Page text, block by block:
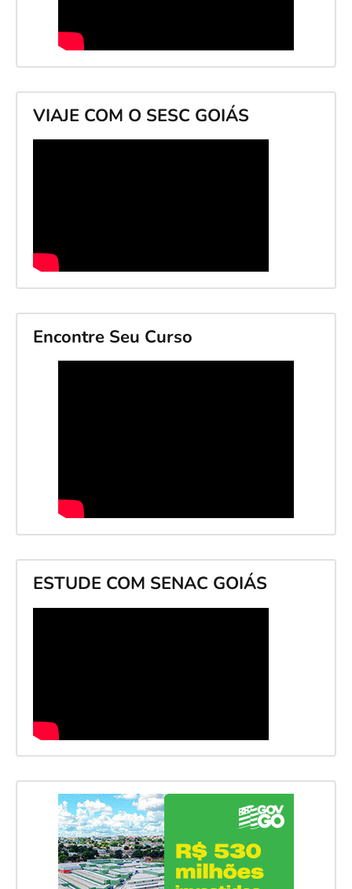
VIAJE COM O SESC GOIÁS
Encontre Seu Curso
ESTUDE COM SENAC GOIÁS